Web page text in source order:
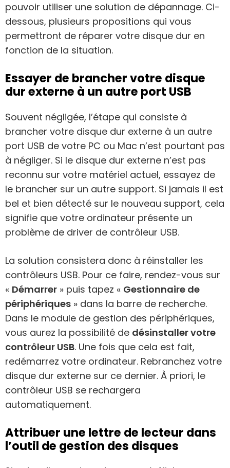
pouvoir utiliser une solution de dépannage. Ci-
dessous, plusieurs propositions qui vous
permettront de réparer votre disque dur en
fonction de la situation.
Essayer de brancher votre disque
dur externe à un autre port USB
Souvent négligée, l’étape qui consiste à
brancher votre disque dur externe à un autre
port USB de votre PC ou Mac n’est pourtant pas
à négliger. Si le disque dur externe n’est pas
reconnu sur votre matériel actuel, essayez de
le brancher sur un autre support. Si jamais il est
bel et bien détecté sur le nouveau support, cela
signifie que votre ordinateur présente un
problème de driver de contrôleur USB.
La solution consistera donc à réinstaller les
contrôleurs USB. Pour ce faire, rendez-vous sur
« Démarrer » puis tapez « Gestionnaire de
périphériques » dans la barre de recherche.
Dans le module de gestion des périphériques,
vous aurez la possibilité de désinstaller votre
contrôleur USB. Une fois que cela est fait,
redémarrez votre ordinateur. Rebranchez votre
disque dur externe sur ce dernier. À priori, le
contrôleur USB se rechargera
automatiquement.
Attribuer une lettre de lecteur dans
l’outil de gestion des disques